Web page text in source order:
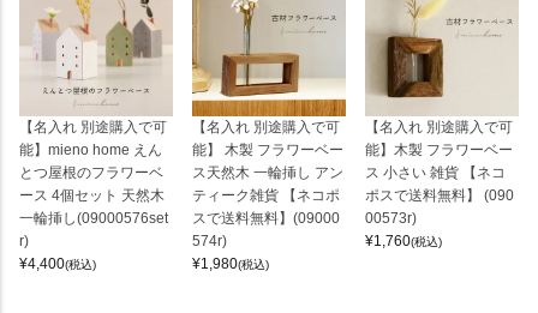
【名入れ 別途購入で可
能】mieno home えん
とつ屋根のフラワーベ
ース 4個セット 天然木
一輪挿し(09000576set
r)
¥4,400(税込)
【名入れ 別途購入で可
能】 木製 フラワーベー
ス天然木 一輪挿し アン
ティーク雑貨 【ネコポ
スで送料無料】(09000
574r)
¥1,980(税込)
【名入れ 別途購入で可
能】木製 フラワーベー
ス 小さい 雑貨 【ネコ
ポスで送料無料】 (090
00573r)
¥1,760(税込)